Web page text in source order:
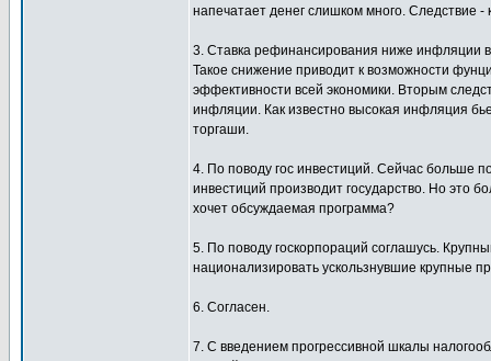
напечатает денег слишком много. Следствие
3. Ставка рефинансирования ниже инфляции
Такое снижение приводит к возможности
эффективности всей экономики. Вторым
инфляции. Как известно высокая инфляция
торгаши.
4. По поводу гос инвестиций. Сейчас больше
инвестиций производит государство. Но это
хочет обсуждаемая программа?
5. По поводу госкорпораций соглашусь.
национализировать ускользнувшие крупные
6. Согласен.
7. С введением прогрессивной шкалы